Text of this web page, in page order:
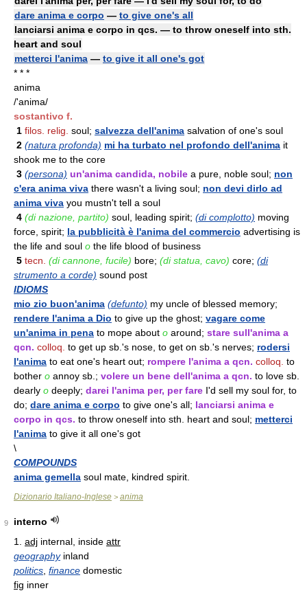
dare anima e corpo — to give one's all
lanciarsi anima e corpo in qcs. — to throw oneself into sth.
heart and soul
metterci l'anima — to give it all one's got
* * *
anima
/'anima/
sostantivo f.
1 filos. relig. soul; salvezza dell'anima salvation of one's soul
2 (natura profonda) mi ha turbato nel profondo dell'anima it
shook me to the core
3 (persona) un'anima candida, nobile a pure, noble soul; non
c'era anima viva there wasn't a living soul; non devi dirlo ad
anima viva you mustn't tell a soul
4 (di nazione, partito) soul, leading spirit; (di complotto) moving
force, spirit; la pubblicità è l'anima del commercio advertising is
the life and soul o the life blood of business
5 tecn. (di cannone, fucile) bore; (di statua, cavo) core; (di
strumento a corde) sound post
IDIOMS
mio zio buon'anima (defunto) my uncle of blessed memory;
rendere l'anima a Dio to give up the ghost; vagare come
un'anima in pena to mope about o around; stare sull'anima a
qcn. colloq. to get up sb.'s nose, to get on sb.'s nerves; rodersi
l'anima to eat one's heart out; rompere l'anima a qcn. colloq. to
bother o annoy sb.; volere un bene dell'anima a qcn. to love sb.
dearly o deeply; darei l'anima per, per fare I'd sell my soul for, to
do; dare anima e corpo to give one's all; lanciarsi anima e
corpo in qcs. to throw oneself into sth. heart and soul; metterci
l'anima to give it all one's got
\
COMPOUNDS
anima gemella soul mate, kindred spirit.
Dizionario Italiano-Inglese > anima
9
interno
1. adj internal, inside attr
geographyinland
politics finance domestic
fig inner